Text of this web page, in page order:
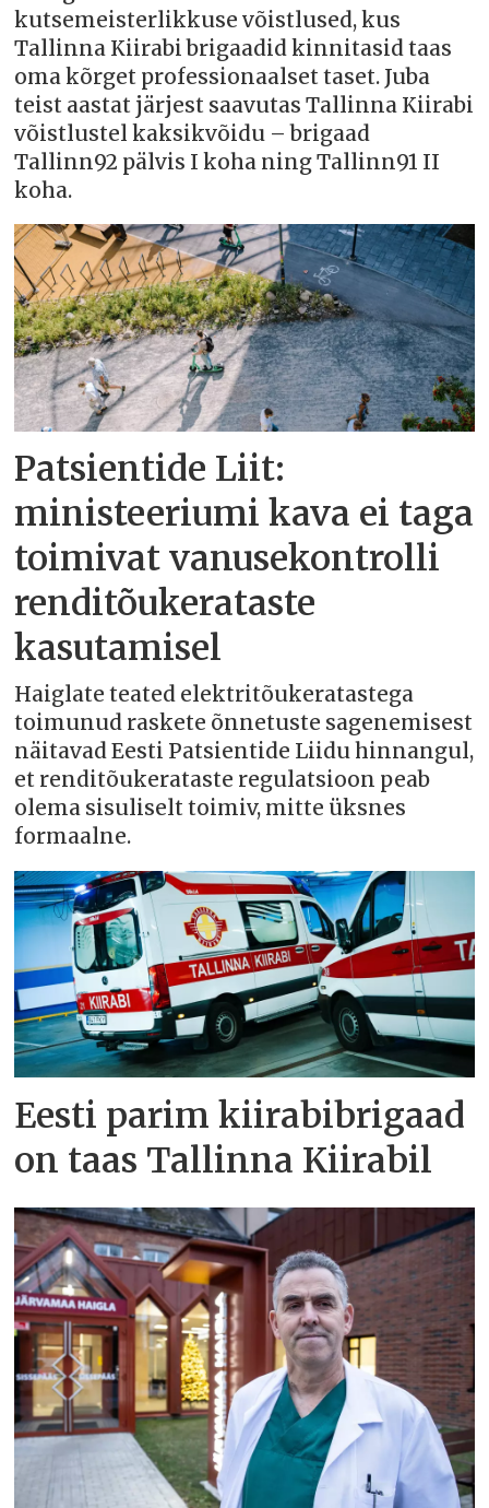
kutsemeisterlikkuse võistlused, kus
Tallinna Kiirabi brigaadid kinnitasid taas
oma kõrget professionaalset taset. Juba
teist aastat järjest saavutas Tallinna Kiirabi
võistlustel kaksikvõidu – brigaad
Tallinn92 pälvis I koha ning Tallinn91 II
koha.
Patsientide Liit:
ministeeriumi kava ei taga
toimivat vanusekontrolli
renditõukerataste
kasutamisel
Haiglate teated elektritõukeratastega
toimunud raskete õnnetuste sagenemisest
näitavad Eesti Patsientide Liidu hinnangul,
et renditõukerataste regulatsioon peab
olema sisuliselt toimiv, mitte üksnes
formaalne.
Eesti parim kiirabibrigaad
on taas Tallinna Kiirabil